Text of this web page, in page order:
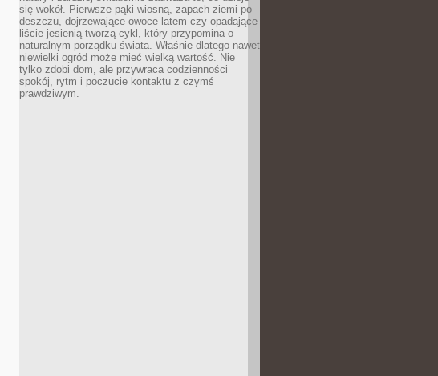
się wokół. Pierwsze pąki wiosną, zapach ziemi po
deszczu, dojrzewające owoce latem czy opadające
liście jesienią tworzą cykl, który przypomina o
naturalnym porządku świata. Właśnie dlatego nawet
niewielki ogród może mieć wielką wartość. Nie
tylko zdobi dom, ale przywraca codzienności
spokój, rytm i poczucie kontaktu z czymś
prawdziwym.